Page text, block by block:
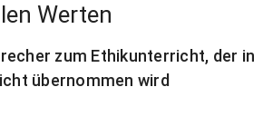
Werten
zum Ethikunterricht, der in
übernommen wird